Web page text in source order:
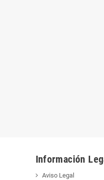
Información
Aviso Legal